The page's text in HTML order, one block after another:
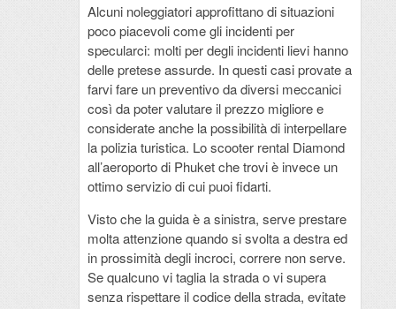
Alcuni noleggiatori approfittano di situazioni
poco piacevoli come gli incidenti per
specularci: molti per degli incidenti lievi hanno
delle pretese assurde. In questi casi provate a
farvi fare un preventivo da diversi meccanici
così da poter valutare il prezzo migliore e
considerate anche la possibilità di interpellare
la polizia turistica. Lo scooter rental Diamond
all’aeroporto di Phuket che trovi è invece un
ottimo servizio di cui puoi fidarti.
Visto che la guida è a sinistra, serve prestare
molta attenzione quando si svolta a destra ed
in prossimità degli incroci, correre non serve.
Se qualcuno vi taglia la strada o vi supera
senza rispettare il codice della strada, evitate